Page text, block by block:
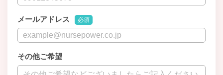
メールアドレス 必須
その他ご希望